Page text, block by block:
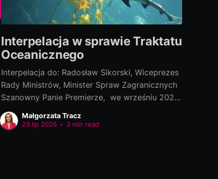
Interpelacja w sprawie Traktatu
Oceanicznego
Interpelacja do: Radosław Sikorski, Wiceprezes
Rady Ministrów, Minister Spraw Zagranicznych
Szanowny Panie Premierze, we wrześniu 2022
roku polski rząd podpisał „Porozumienie w
ramach Konwencji Narodów Zjednoczonych o
Małgorzata Tracz
23 lip 2026 • 3 min read